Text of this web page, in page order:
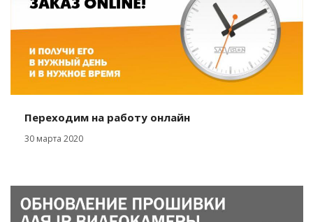
Переходим на работу онлайн
30 марта 2020